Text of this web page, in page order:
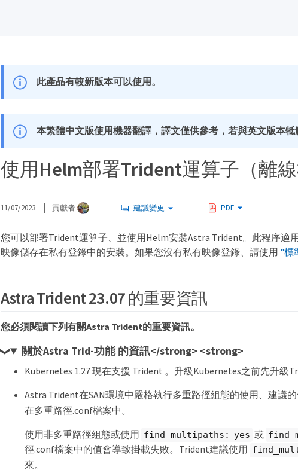
此產品有較新版本可以使用。
本繁體中文版使用機器翻譯，譯文僅供參考，若與英文版本牴
使用Helm部署Trident運算子（離線
11/07/2023 貢獻者 建議變更 PDF
您可以部署Trident運算子、並使用Helm安裝Astra Trident。此程序適
映像儲存在私有登錄中的安裝。如果您沒有私有映像登錄、請使用 "標
Astra Trident 23.07 的重要資訊
您必須閱讀下列有關Astra Trident的重要資訊。
關於Astra Trid-功能 的資訊</strong> <strong>
Kubernetes 1.27 現在支援 Trident 。升級Kubernetes之前先升級
Astra Trident在SAN環境中嚴格執行多重路徑組態的使用、建議
在多重路徑.conf檔案中。
使用非多重路徑組態或使用 find_multipaths: yes 或
徑.conf檔案中的值會導致掛載失敗。Trident建議使用
來。